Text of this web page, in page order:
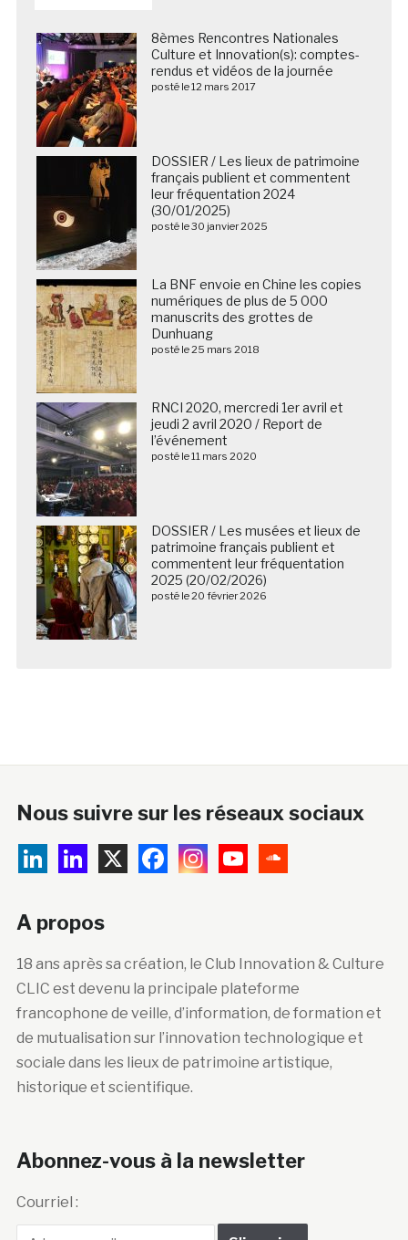
8èmes Rencontres Nationales
Culture et Innovation(s): comptes-
rendus et vidéos de la journée
posté le 12 mars 2017
DOSSIER / Les lieux de patrimoine
français publient et commentent
leur fréquentation 2024
(30/01/2025)
posté le 30 janvier 2025
La BNF envoie en Chine les copies
numériques de plus de 5 000
manuscrits des grottes de
Dunhuang
posté le 25 mars 2018
RNCI 2020, mercredi 1er avril et
jeudi 2 avril 2020 / Report de
l’événement
posté le 11 mars 2020
DOSSIER / Les musées et lieux de
patrimoine français publient et
commentent leur fréquentation
2025 (20/02/2026)
posté le 20 février 2026
Nous suivre sur les réseaux sociaux
A propos
18 ans après sa création, le Club Innovation & Culture
CLIC est devenu la principale plateforme
francophone de veille, d’information, de formation et
de mutualisation sur l’innovation technologique et
sociale dans les lieux de patrimoine artistique,
historique et scientifique.
Abonnez-vous à la newsletter
Courriel :